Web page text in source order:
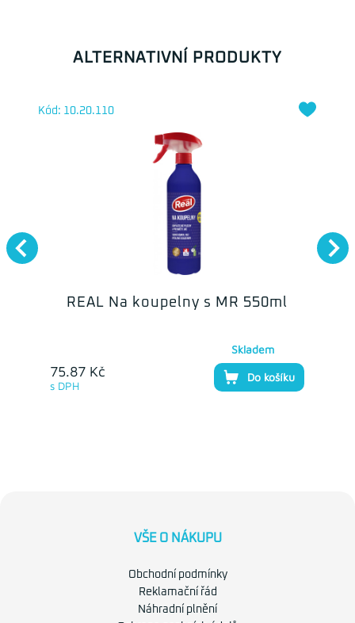
ALTERNATIVNÍ PRODUKTY
REAL Na koupelny s MR 550ml
Kód: 10.20.110
75.87 Kč
s DPH
Skladem
Do košíku
VŠE O NÁKUPU
Obchodní podmínky
Reklamační řád
Náhradní plnění